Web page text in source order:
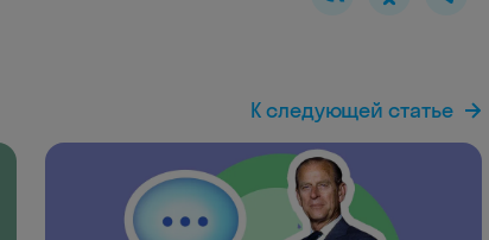
К следующей статье